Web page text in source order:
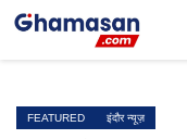
Skip
FEATURED इंदौर न्यूज़